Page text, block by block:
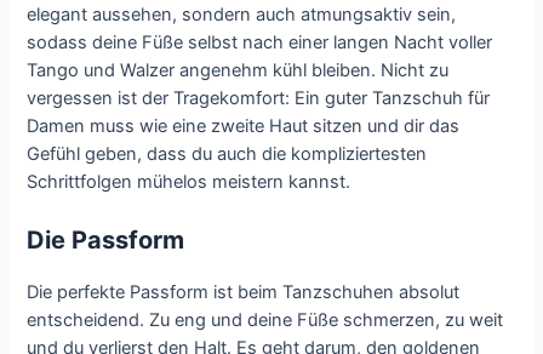
elegant aussehen, sondern auch atmungsaktiv sein,
sodass deine Füße selbst nach einer langen Nacht voller
Tango und Walzer angenehm kühl bleiben. Nicht zu
vergessen ist der Tragekomfort: Ein guter Tanzschuh für
Damen muss wie eine zweite Haut sitzen und dir das
Gefühl geben, dass du auch die kompliziertesten
Schrittfolgen mühelos meistern kannst.
Die Passform
Die perfekte Passform ist beim Tanzschuhen absolut
entscheidend. Zu eng und deine Füße schmerzen, zu weit
und du verlierst den Halt. Es geht darum, den goldenen